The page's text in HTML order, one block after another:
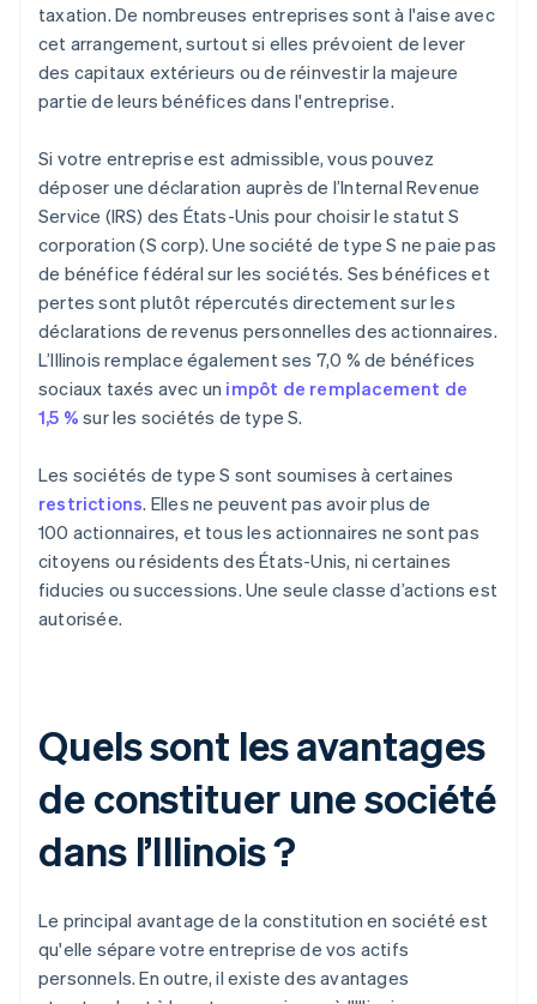
taxation. De nombreuses entreprises sont à l'aise avec
cet arrangement, surtout si elles prévoient de lever
des capitaux extérieurs ou de réinvestir la majeure
partie de leurs bénéfices dans l'entreprise.
Si votre entreprise est admissible, vous pouvez
déposer une déclaration auprès de l’Internal Revenue
Service (IRS) des États-Unis pour choisir le statut S
corporation (S corp). Une société de type S ne paie pas
de bénéfice fédéral sur les sociétés. Ses bénéfices et
pertes sont plutôt répercutés directement sur les
déclarations de revenus personnelles des actionnaires.
L’Illinois remplace également ses 7,0 % de bénéfices
sociaux taxés avec un impôt de remplacement de
1,5 % sur les sociétés de type S.
Les sociétés de type S sont soumises à certaines
restrictions. Elles ne peuvent pas avoir plus de
100 actionnaires, et tous les actionnaires ne sont pas
citoyens ou résidents des États-Unis, ni certaines
fiducies ou successions. Une seule classe d’actions est
autorisée.
Quels sont les avantages
de constituer une société
dans l’Illinois ?
Le principal avantage de la constitution en société est
qu'elle sépare votre entreprise de vos actifs
personnels. En outre, il existe des avantages